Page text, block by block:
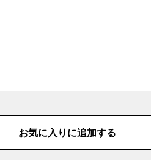
お気に入りに追加する